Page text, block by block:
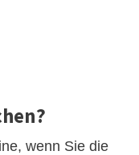
wenn Sie die